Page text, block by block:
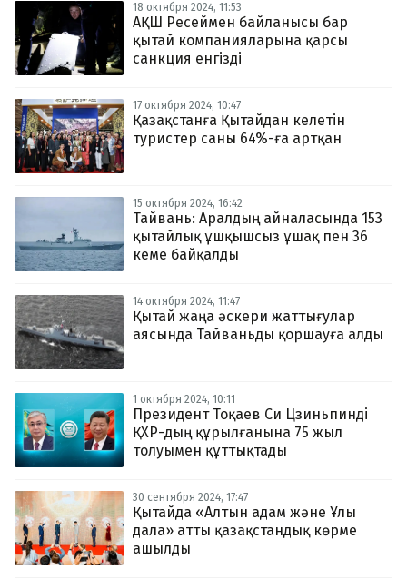
18 октября 2024, 11:53
АҚШ Ресеймен байланысы бар
қытай компанияларына қарсы
санкция енгізді
17 октября 2024, 10:47
Қазақстанға Қытайдан келетін
туристер саны 64%-ға артқан
15 октября 2024, 16:42
Тайвань: Аралдың айналасында 153
қытайлық ұшқышсыз ұшақ пен 36
кеме байқалды
14 октября 2024, 11:47
Қытай жаңа әскери жаттығулар
аясында Тайваньды қоршауға алды
1 октября 2024, 10:11
Президент Тоқаев Си Цзиньпинді
ҚХР-дың құрылғанына 75 жыл
толуымен құттықтады
30 сентября 2024, 17:47
Қытайда «Алтын адам және Ұлы
дала» атты қазақстандық көрме
ашылды